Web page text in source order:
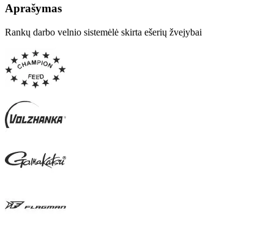
Aprašymas
Rankų darbo velnio sistemėlė skirta ešerių žvejybai